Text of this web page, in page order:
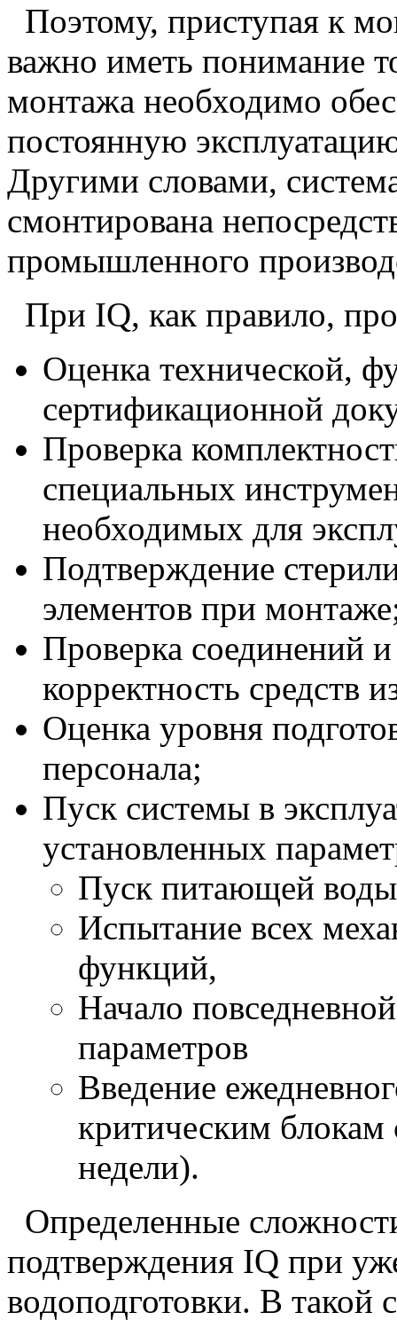
Поэтому, приступая к
важно иметь понимание
монтажа необходимо
постоянную
Другими словами,
смонтирована
промышленного
При IQ, как правило,
Оценка технической,
сертификационной
Проверка
специальных
необходимых для
Подтверждение
элементов при
Проверка соединений
корректность средств
Оценка уровня
персонала;
Пуск системы в
установленных
Пуск питающей воды
Испытание всех
функций,
Начало
параметров
Введение
критическим
недели).
Определенные
подтверждения IQ при
водоподготовки. В такой